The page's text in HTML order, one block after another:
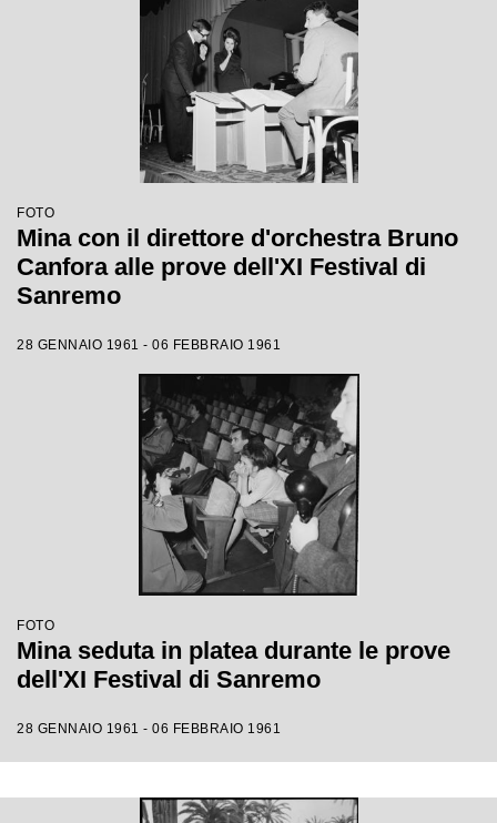
FOTO
Mina con il direttore d'orchestra Bruno
Canfora alle prove dell'XI Festival di
Sanremo
28 GENNAIO 1961 - 06 FEBBRAIO 1961
FOTO
Mina seduta in platea durante le prove
dell'XI Festival di Sanremo
28 GENNAIO 1961 - 06 FEBBRAIO 1961